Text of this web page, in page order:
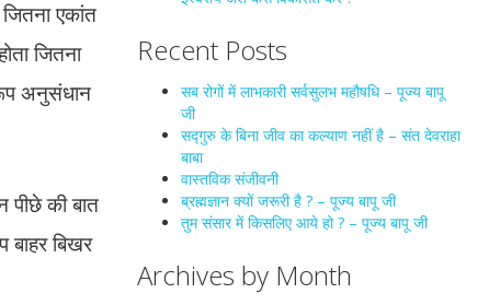
एकांत
जितना
अनुसंधान
पीछे की बात
बाहर बिखर
Recent Posts
सब रोगों में लाभकारी सर्वसुलभ महौषधि – पूज्य बापू
जी
सद्गुरु के बिना जीव का कल्याण नहीं है – संत देवराहा
बाबा
वास्तविक संजीवनी
ब्रह्मज्ञान क्यों जरूरी है ? – पूज्य बापू जी
तुम संसार में किसलिए आये हो ? – पूज्य बापू जी
Archives by Month